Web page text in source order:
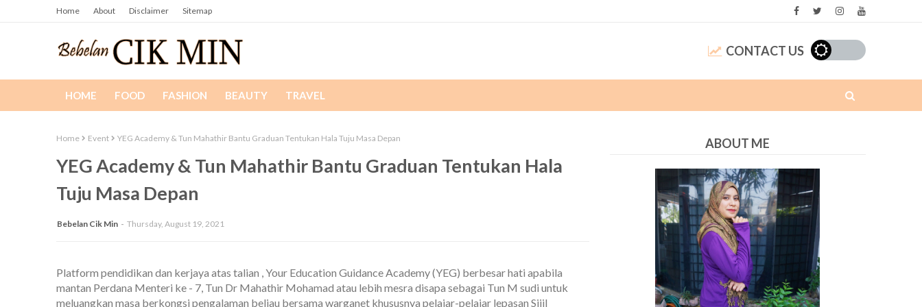
Home About Disclaimer Sitemap
CONTACT US
HOME FOOD FASHION BEAUTY TRAVEL
Home Event YEG Academy & Tun Mahathir Bantu Graduan Tentukan Hala Tuju Masa Depan
YEG Academy & Tun Mahathir Bantu Graduan Tentukan Hala
Tuju Masa Depan
Bebelan Cik Min Thursday, August 19, 2021
Platform pendidikan dan kerjaya atas talian , Your Education Guidance Academy (YEG) berbesar hati apabila
mantan Perdana Menteri ke - 7, Tun Dr Mahathir Mohamad atau lebih mesra disapa sebagai Tun M sudi untuk
meluangkan masa berkongsi pengalaman beliau bersama warganet khususnya pelajar-pelajar lepasan Sijil
ABOUT ME